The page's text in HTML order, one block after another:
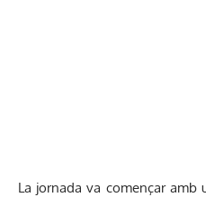
La jornada va començar